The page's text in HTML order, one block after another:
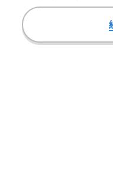
拳を握りしめた…